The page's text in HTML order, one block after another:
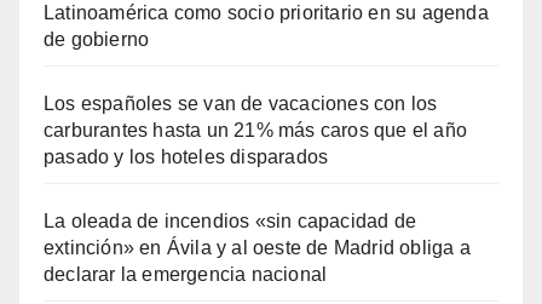
Latinoamérica como socio prioritario en su agenda
de gobierno
Los españoles se van de vacaciones con los
carburantes hasta un 21% más caros que el año
pasado y los hoteles disparados
La oleada de incendios «sin capacidad de
extinción» en Ávila y al oeste de Madrid obliga a
declarar la emergencia nacional